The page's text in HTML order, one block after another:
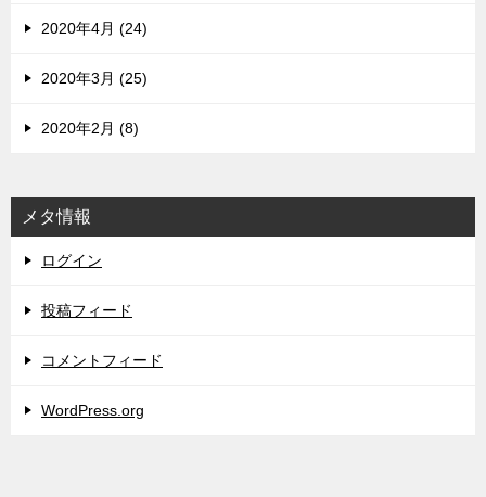
2020年4月 (24)
2020年3月 (25)
2020年2月 (8)
メタ情報
ログイン
投稿フィード
コメントフィード
WordPress.org